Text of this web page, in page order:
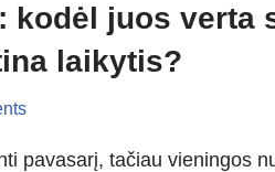
kodėl juos verta
laikytis?
pavasarį, tačiau vieningos